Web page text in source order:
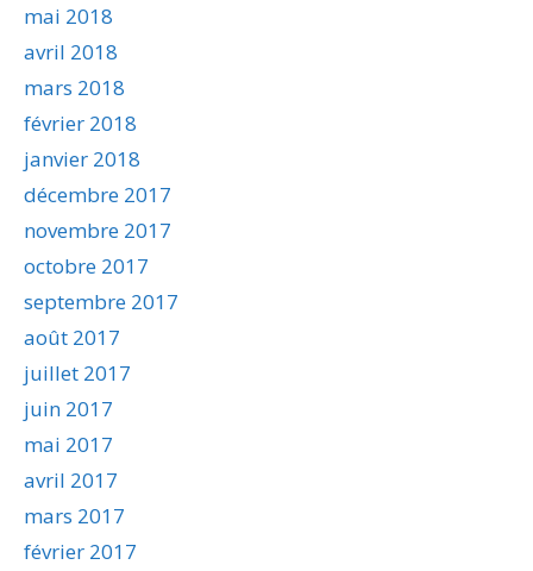
mai 2018
avril 2018
mars 2018
février 2018
janvier 2018
décembre 2017
novembre 2017
octobre 2017
septembre 2017
août 2017
juillet 2017
juin 2017
mai 2017
avril 2017
mars 2017
février 2017